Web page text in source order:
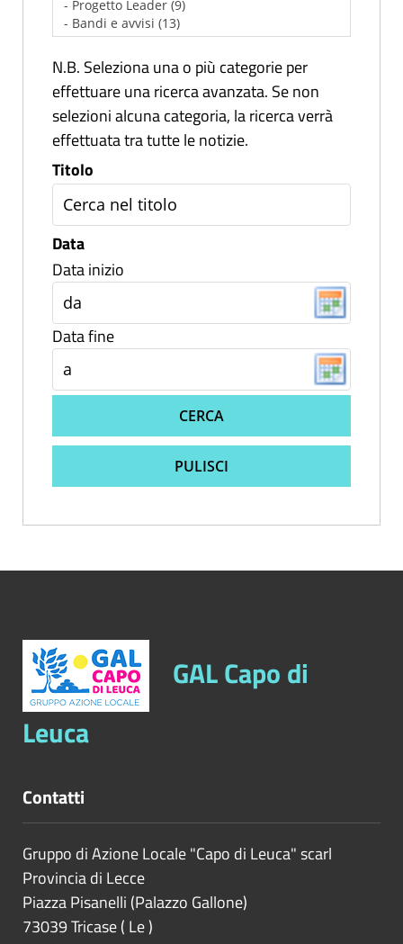
N.B. Seleziona una o più categorie per
effettuare una ricerca avanzata. Se non
selezioni alcuna categoria, la ricerca verrà
effettuata tra tutte le notizie.
Titolo
Data
Data inizio
Data fine
CERCA
PULISCI
GAL Capo di
Leuca
Contatti
Gruppo di Azione Locale "Capo di Leuca" scarl
Provincia di Lecce
Piazza Pisanelli (Palazzo Gallone)
73039Tricase( Le)